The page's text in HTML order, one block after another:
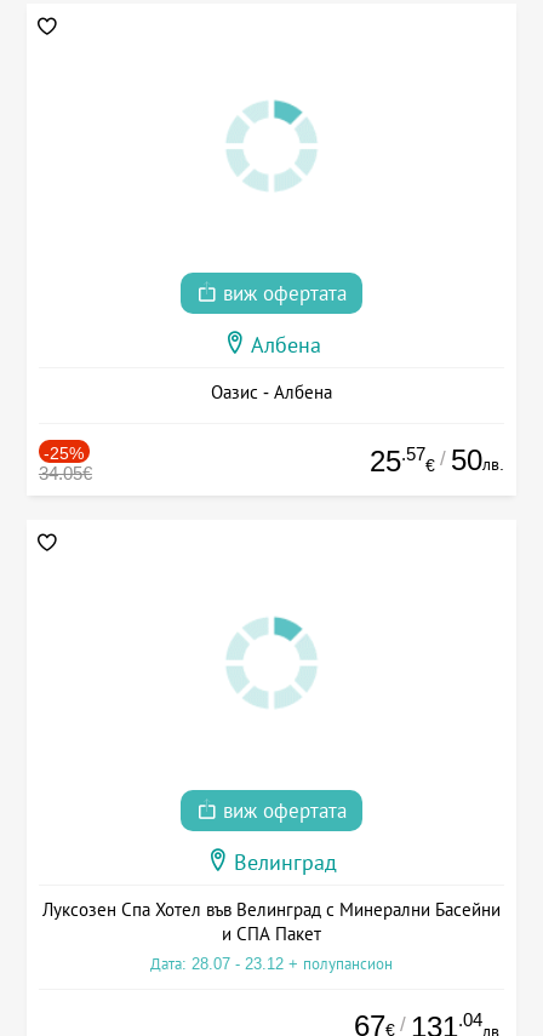
виж офертата
Албена
Оазис - Албена
-25%
34.05€ 25.57
€ / 50лв.
виж офертата
Велинград
Луксозен Спа Хотел във Велинград с Минерални Басейни
и СПА Пакет
Дата: 28.07 - 23.12 + полупансион
67€ / 131.04
лв.